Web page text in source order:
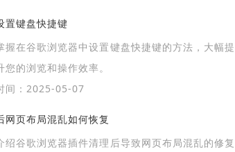
置键盘快捷键
握在谷歌浏览器中设置键盘快捷键的方法，大幅提
您的浏览和操作效率。
间：2025-05-07
页布局混乱如何恢复
绍谷歌浏览器插件清理后导致网页布局混乱的修复